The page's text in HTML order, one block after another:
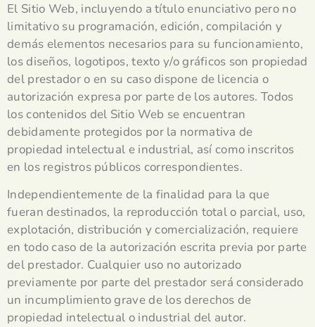
El Sitio Web, incluyendo a título enunciativo pero no
limitativo su programación, edición, compilación y
demás elementos necesarios para su funcionamiento,
los diseños, logotipos, texto y/o gráficos son propiedad
del prestador o en su caso dispone de licencia o
autorización expresa por parte de los autores. Todos
los contenidos del Sitio Web se encuentran
debidamente protegidos por la normativa de
propiedad intelectual e industrial, así como inscritos
en los registros públicos correspondientes.
Independientemente de la finalidad para la que
fueran destinados, la reproducción total o parcial, uso,
explotación, distribución y comercialización, requiere
en todo caso de la autorización escrita previa por parte
del prestador. Cualquier uso no autorizado
previamente por parte del prestador será considerado
un incumplimiento grave de los derechos de
propiedad intelectual o industrial del autor.